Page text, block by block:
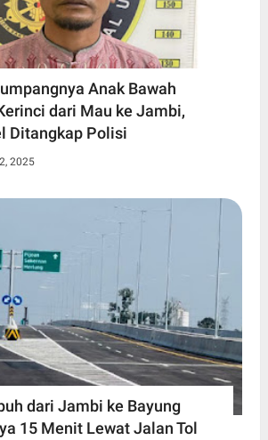
Anak Bawah
dari Mau ke Jambi,
Ditangkap Polisi
2025
dari Jambi ke Bayung
15 Menit Lewat Jalan Tol